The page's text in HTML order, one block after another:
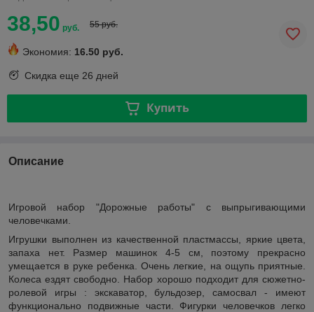
38,50 руб. 55 руб.
Экономия: 16.50 руб.
Скидка еще 26 дней
Купить
Описание
Игровой набор "Дорожные работы" с выпрыгивающими
человечками.
Игрушки выполнен из качественной пластмассы, яркие цвета,
запаха нет. Размер машинок 4-5 см, поэтому прекрасно
умещается в руке ребенка. Очень легкие, на ощупь приятные.
Колеса ездят свободно. Набор хорошо подходит для сюжетно-
ролевой игры : экскаватор, бульдозер, самосвал - имеют
функционально подвижные части. Фигурки человечков легко